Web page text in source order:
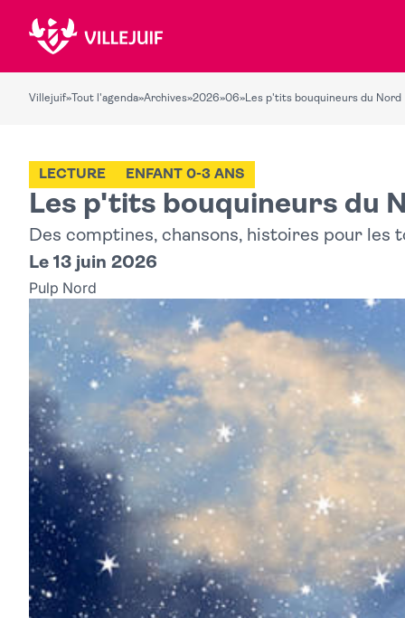
Villejuif» Tout l'agenda»Archives»2026»06»Les p'tits bouquineurs du Nord
Les p'tits bouquineurs du
LECTURE ENFANT 0-3 ANS
Des comptines, chansons, histoires pour
Le 13 juin 2026
Pulp Nord